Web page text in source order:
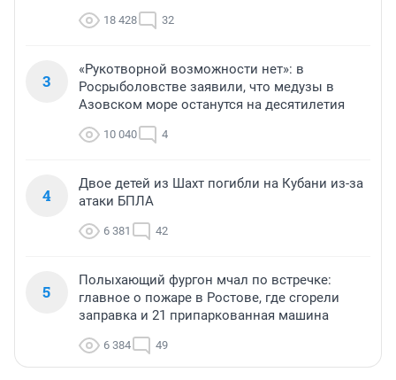
18 428 32
3
«Рукотворной возможности нет»: в
Росрыболовстве заявили, что медузы в
Азовском море останутся на десятилетия
10 040 4
4
Двое детей из Шахт погибли на Кубани из-за
атаки БПЛА
6 381 42
5
Полыхающий фургон мчал по встречке:
главное о пожаре в Ростове, где сгорели
заправка и 21 припаркованная машина
6 384 49